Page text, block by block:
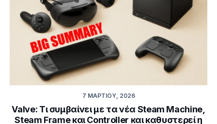
7 ΜΑΡΤΊΟΥ, 2026
Valve: Τι συμβαίνει με τα νέα Steam Machine,
Steam Frame και Controller και καθυστερεί η